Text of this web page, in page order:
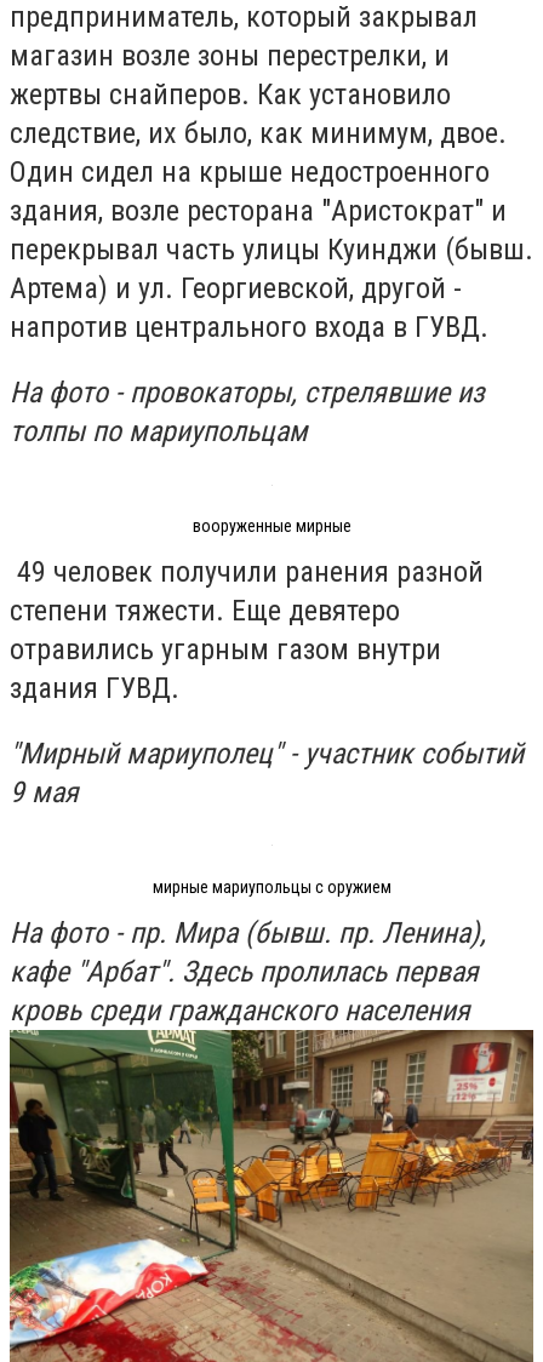
предприниматель, который закрывал
магазин возле зоны перестрелки, и
жертвы снайперов. Как установило
следствие, их было, как минимум, двое.
Один сидел на крыше недостроенного
здания, возле ресторана "Аристократ" и
перекрывал часть улицы Куинджи (бывш.
Артема) и ул. Георгиевской, другой -
напротив центрального входа в ГУВД.
На фото - провокаторы, стрелявшие из
толпы по мариупольцам
вооруженные мирные
49 человек получили ранения разной
степени тяжести. Еще девятеро
отравились угарным газом внутри
здания ГУВД.
"Мирный мариуполец" - участник событий
9 мая
мирные мариупольцы с оружием
На фото - пр. Мира (бывш. пр. Ленина),
кафе "Арбат". Здесь пролилась первая
кровь среди гражданского населения